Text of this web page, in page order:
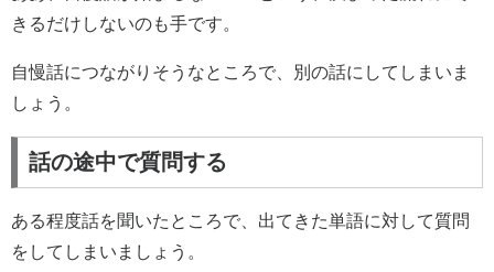
きるだけしないのも手です。
自慢話につながりそうなところで、別の話にしてしまいま
しょう。
話の途中で質問する
ある程度話を聞いたところで、出てきた単語に対して質問
をしてしまいましょう。